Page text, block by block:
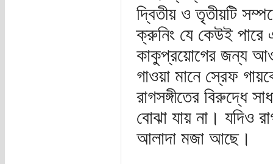
দ্বিতীয় ও তৃতীয়টি
ক্রুনিং যে কেউই পারে
কাকুপ্রয়োগের জন্য
গাওয়া মানে স্রেফ
রাগসঙ্গীতের বিরুদ্ধে
বোঝা যায় না। যদিও
আলাদা মজা আছে।